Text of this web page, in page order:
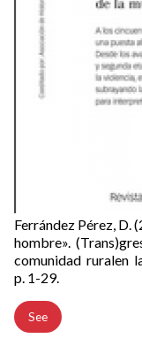
Ferrández Pérez, D.
hombre».
comunidad ruralen
p. 1-29.
See